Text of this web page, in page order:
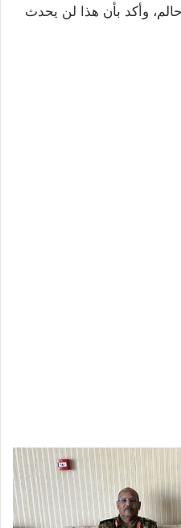
وأكد بأن هذا لن يحدث